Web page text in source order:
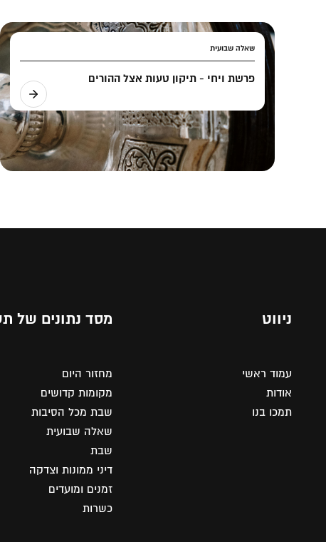
שאלה שבועית
פרשת ויחי - תיקון טעות אצל ההורים
ניווט
עמוד ראשי
אודות
תמכו בנו
מסד נתונים של
מחזור היום
מקומות קדושים
שבת מכל הסיבות
שאלה שבועית
שבת
דיני ממונות וצדקה
זמנים ומועדים
כשרות